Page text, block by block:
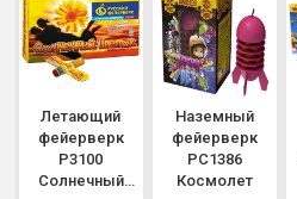
Летающий
фейерверк
Р3100
Солнечный
Наземный
фейерверк
РС1386
Космолет